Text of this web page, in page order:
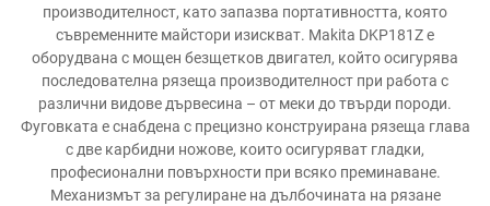
производителност, като запазва портативността, която
съвременните майстори изискват. Makita DKP181Z е
оборудвана с мощен безщетков двигател, който осигурява
последователна рязеща производителност при работа с
различни видове дървесина – от меки до твърди породи.
Фуговката е снабдена с прецизно конструирана рязеща глава
с две карбидни ножове, които осигуряват гладки,
професионални повърхности при всяко преминаване.
Механизмът за регулиране на дълбочината на рязане